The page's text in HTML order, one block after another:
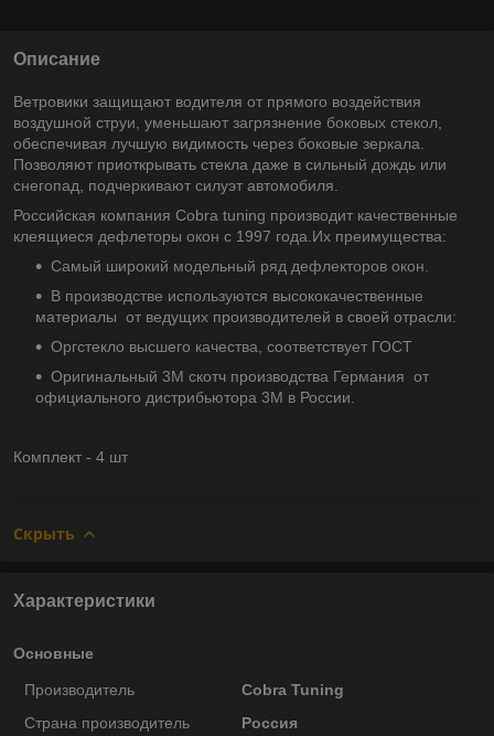
Описание
Ветровики защищают водителя от прямого воздействия
воздушной струи, уменьшают загрязнение боковых стекол,
обеспечивая лучшую видимость через боковые зеркала.
Позволяют приоткрывать стекла даже в сильный дождь или
снегопад, подчеркивают силуэт автомобиля.
Российская компания Cobra tuning производит качественные
клеящиеся дефлеторы окон с 1997 года.Их преимущества:
Самый широкий модельный ряд дефлекторов окон.
В производстве используются высококачественные
материалы от ведущих производителей в своей отрасли:
Оргстекло высшего качества, соответствует ГОСТ
Оригинальный 3М скотч производства Германия от
официального дистрибьютора 3М в России.
Комплект - 4 шт
Скрыть
Характеристики
Основные
Производитель
Cobra Tuning
Страна производитель
Россия